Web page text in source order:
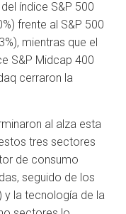
índice S&P 500
frente al S&P 500
mientras que el
S&P Midcap 400
cerraron la
al alza esta
tres sectores
de consumo
seguido de los
y la tecnología de la